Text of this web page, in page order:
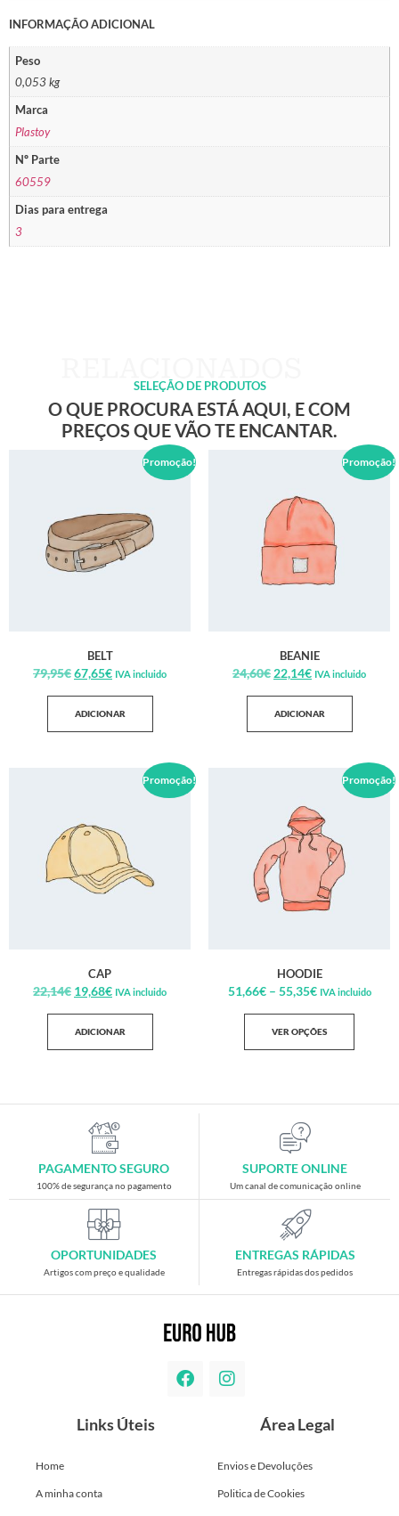
INFORMAÇÃO ADICIONAL
Peso
0,053 kg
Marca
Plastoy
Nº Parte
60559
Dias para entrega
3
SELEÇÃO DE PRODUTOS
O QUE PROCURA ESTÁ AQUI, E COM
PREÇOS QUE VÃO TE ENCANTAR.
Promoção!
BELT
79,95€67,65€ IVA incluido
ADICIONAR
Promoção!
BEANIE
24,60€22,14€ IVA incluido
ADICIONAR
Promoção!
CAP
22,14€ 19,68€ IVA incluido
ADICIONAR
Promoção!
HOODIE
51,66€ – 55,35€ IVA incluido
VER OPÇÕES
PAGAMENTO SEGURO
100% de segurança no pagamento
SUPORTE ONLINE
Um canal de comunicação online
OPORTUNIDADES
Artigos com preço e qualidade
ENTREGAS RÁPIDAS
Entregas rápidas dos pedidos
Links Úteis
Home
A minha conta
Área Legal
Envios e Devoluções
Politica de Cookies